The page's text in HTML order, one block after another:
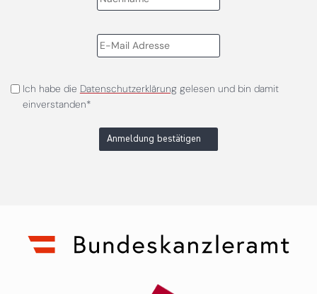
Ich habe die Datenschutzerklärunggelesen und bin damit
einverstanden*
Anmeldung bestätigen